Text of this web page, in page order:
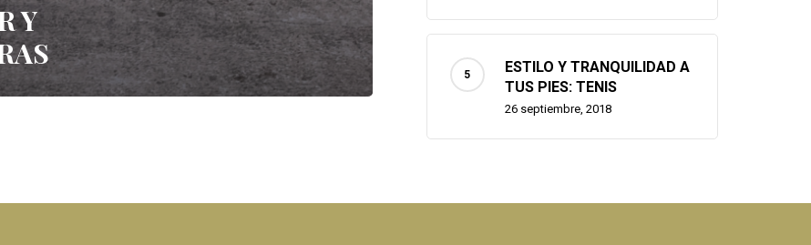
Y
ESTILO Y TRANQUILIDAD A
TUS PIES: TENIS
26 septiembre, 2018